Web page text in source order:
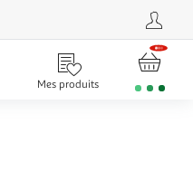
Mes produits